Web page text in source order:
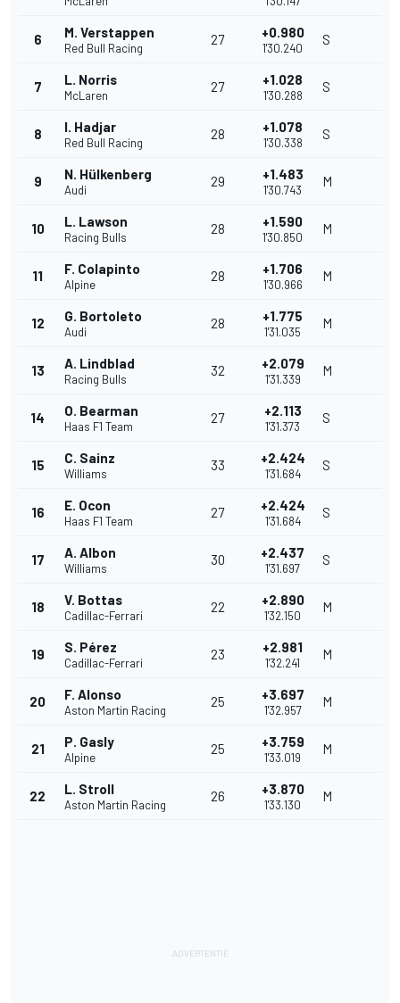
6 M. Verstappen
Red Bull Racing
27 +0.980
1'30.240
S
7 L. Norris
McLaren
27 +1.028
1'30.288
S
8 I. Hadjar
Red Bull Racing
28 +1.078
1'30.338
S
9 N. Hülkenberg
Audi
29 +1.483
1'30.743
M
10 L. Lawson
Racing Bulls
28 +1.590
1'30.850
M
11 F. Colapinto
Alpine
28 +1.706
1'30.966
M
12 G. Bortoleto
Audi
28 +1.775
1'31.035
M
13 A. Lindblad
Racing Bulls
32 +2.079
1'31.339
M
14 O. Bearman
Haas F1 Team
27 +2.113
1'31.373
S
15 C. Sainz
Williams
33 +2.424
1'31.684
S
16 E. Ocon
Haas F1 Team
27 +2.424
1'31.684
S
17 A. Albon
Williams
30 +2.437
1'31.697
S
18 V. Bottas
Cadillac-Ferrari
22 +2.890
1'32.150
M
19 S. Pérez
Cadillac-Ferrari
23 +2.981
1'32.241
M
20 F. Alonso
Aston Martin Racing
25 +3.697
1'32.957
M
21 P. Gasly
Alpine
25 +3.759
1'33.019
M
22 L. Stroll
Aston Martin Racing
26 +3.870
1'33.130
M